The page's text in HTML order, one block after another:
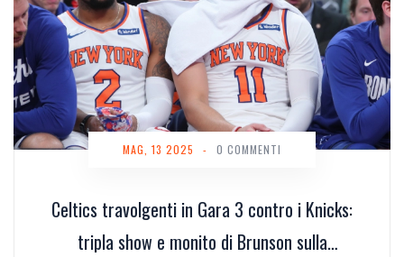
Celtics travolgenti in Gara 3 contro i Knicks:
tripla show e monito di Brunson sulla
MAG, 13 2025 - 0 COMMENTI